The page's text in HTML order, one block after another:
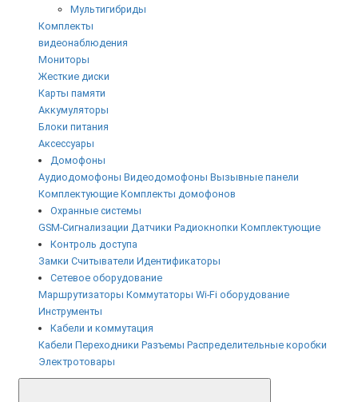
Мультигибриды
Комплекты
видеонаблюдения
Мониторы
Жесткие диски
Карты памяти
Аккумуляторы
Блоки питания
Аксессуары
Домофоны
Аудиодомофоны Видеодомофоны Вызывные панели
Комплектующие Комплекты домофонов
Охранные системы
GSM-Сигнализации Датчики Радиокнопки Комплектующие
Контроль доступа
Замки Считыватели Идентификаторы
Сетевое оборудование
Маршрутизаторы Коммутаторы Wi-Fi оборудование
Инструменты
Кабели и коммутация
Кабели Переходники Разъемы Распределительные коробки
Электротовары